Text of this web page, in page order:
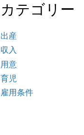
カテゴリー
出産
収入
用意
育児
雇用条件